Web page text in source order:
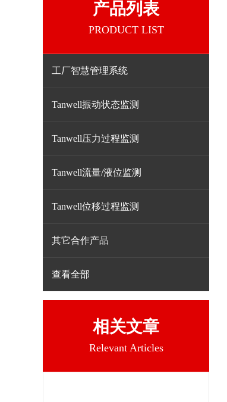
产品列表
PRODUCT LIST
工厂智慧管理系统
Tanwell振动状态监测
Tanwell压力过程监测
Tanwell流量/液位监测
Tanwell位移过程监测
其它合作产品
查看全部
相关文章
Relevant Articles